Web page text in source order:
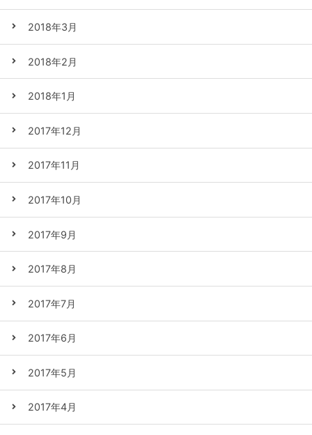
2018年3月
2018年2月
2018年1月
2017年12月
2017年11月
2017年10月
2017年9月
2017年8月
2017年7月
2017年6月
2017年5月
2017年4月